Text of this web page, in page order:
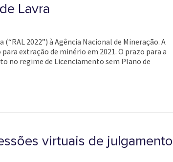
Lavra
2022”) à Agência Nacional de Mineração. A
extração de minério em 2021. O prazo para a
no regime de Licenciamento sem Plano de
virtuais de julgamento